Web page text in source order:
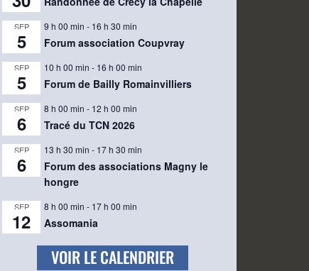
SEP
5
9 h 00 min - 16 h 30 min
Forum association Coupvray
SEP
5
10 h 00 min - 16 h 00 min
Forum de Bailly Romainvilliers
SEP
6
8 h 00 min - 12 h 00 min
Tracé du TCN 2026
SEP
6
13 h 30 min - 17 h 30 min
Forum des associations Magny le
hongre
SEP
12
8 h 00 min - 17 h 00 min
Assomania
VOIR LE CALENDRIER